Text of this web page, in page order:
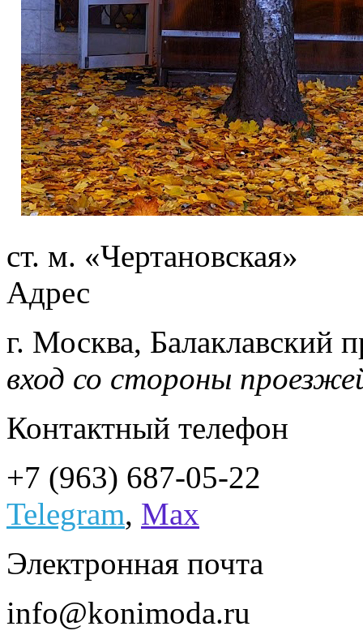
ст. м. «Чертановская»
Адрес
г. Москва, Балаклавский
вход со стороны
Контактный телефон
+7 (963) 687-05-22
Telegram, Max
Электронная почта
info@konimoda.ru